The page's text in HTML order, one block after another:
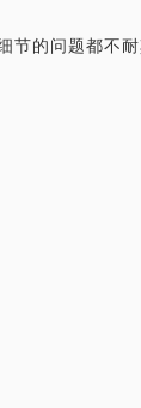
节的问题都不